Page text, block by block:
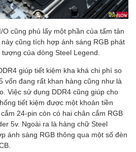
cũng phủ lấy một phần của tấm tản
cũng tích hợp ánh sáng RGB phát
của dòng Steel Legend.
giúp tiết kiệm kha khá chi phí so
vốn đang rất khan hàng cũng như là
Việc sử dụng DDR4 cũng giúp cho
tiết kiệm được một khoản tiền
24-pin còn có hai chân cắm RGB
5v. Ngoài ra là hàng chữ Steel
ánh sáng RGB thông qua một số đèn